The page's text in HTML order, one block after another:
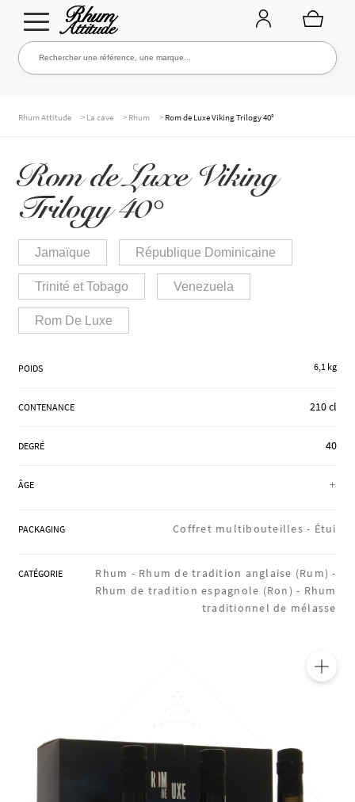
Aller
à
Aller
au
Rechercher une référence, une marque...
Rechercher
NOS RHUMS
WHISKIES & +
MARQUES
RÉGIONS
Rhum Attitude > La cave > Rhum > Rom de Luxe Viking Trilogy 40°
Rom de Luxe Viking
Trilogy 40°
Jamaïque République Dominicaine
Trinité et Tobago Venezuela
Rom De Luxe
POIDS 6,1 kg
CONTENANCE 210 cl
DEGRÉ 40
ÂGE +
PACKAGING Coffret multibouteilles - Étui
CATÉGORIE Rhum - Rhum de tradition anglaise (Rum) -
Rhum de tradition espagnole (Ron) - Rhum
traditionnel de mélasse